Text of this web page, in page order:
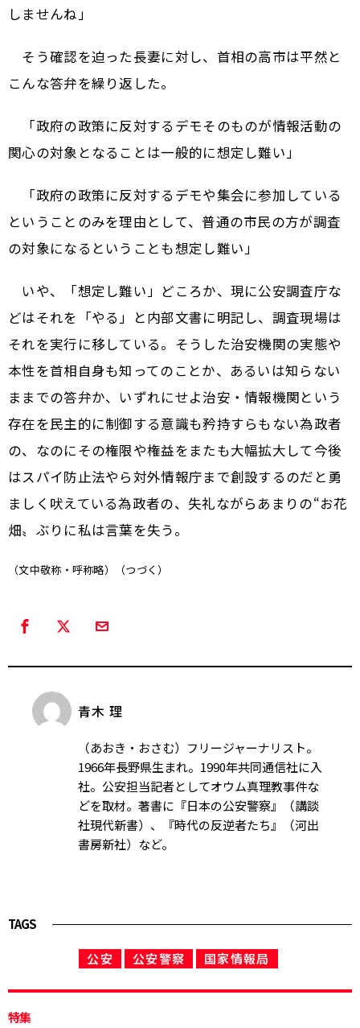
しませんね」
そう確認を迫った長妻に対し、首相の高市は平然と
こんな答弁を繰り返した。
「政府の政策に反対するデモそのものが情報活動の
関心の対象となることは一般的に想定し難い」
「政府の政策に反対するデモや集会に参加している
ということのみを理由として、普通の市民の方が調査
の対象になるということも想定し難い」
いや、「想定し難い」どころか、現に公安調査庁な
どはそれを「やる」と内部文書に明記し、調査現場は
それを実行に移している。そうした治安機関の実態や
本性を首相自身も知ってのことか、あるいは知らない
ままでの答弁か、いずれにせよ治安・情報機関という
存在を民主的に制御する意識も矜持すらもない為政者
の、なのにその権限や権益をまたも大幅拡大して今後
はスパイ防止法やら対外情報庁まで創設するのだと勇
ましく吠えている為政者の、失礼ながらあまりの“お花
畑〟ぶりに私は言葉を失う。
（文中敬称・呼称略）（つづく）
青木 理
（あおき・おさむ）フリージャーナリスト。
1966年長野県生まれ。1990年共同通信社に入
社。公安担当記者としてオウム真理教事件な
どを取材。著書に『日本の公安警察』（講談
社現代新書）、『時代の反逆者たち』（河出
書房新社）など。
TAGS
公安 公安警察 国家情報局
特集